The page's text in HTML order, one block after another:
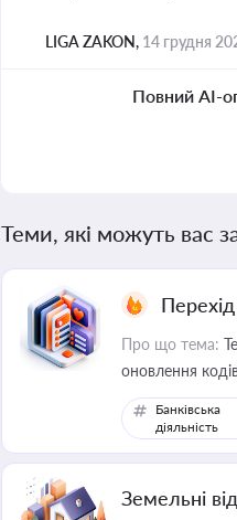
LIGA ZAKON, 14 грудня
Повний AI-
Теми, які можуть вас
Про що тема:
оновлення
Банківська
діяльність
Земельні